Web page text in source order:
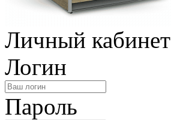
Личный кабинет
Логин
Пароль